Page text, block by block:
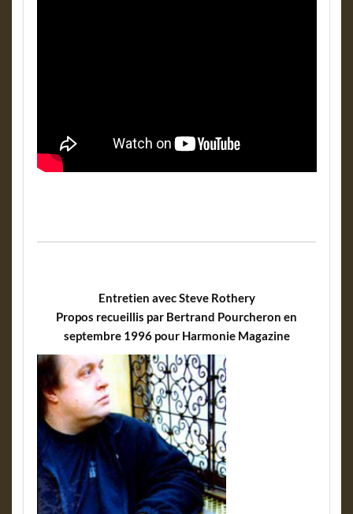
Entretien avec Steve Rothery
Propos recueillis par Bertrand Pourcheron en
septembre 1996 pour Harmonie Magazine